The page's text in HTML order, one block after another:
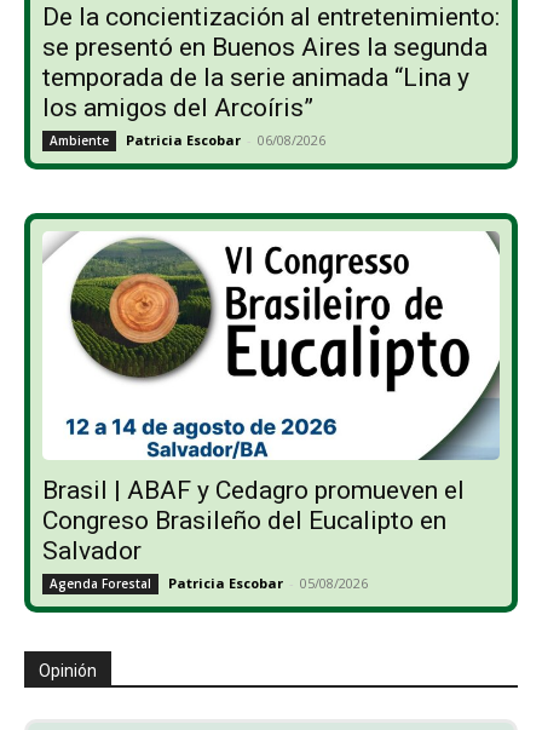
De la concientización al entretenimiento:
se presentó en Buenos Aires la segunda
temporada de la serie animada “Lina y
los amigos del Arcoíris”
Ambiente Patricia Escobar - 06/08/2026
Brasil | ABAF y Cedagro promueven el
Congreso Brasileño del Eucalipto en
Salvador
Agenda Forestal Patricia Escobar - 05/08/2026
Opinión